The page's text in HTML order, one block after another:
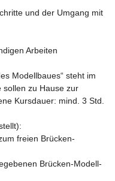
und der Umgang mit
Arbeiten
Modellbaues“ steht im
sollen zu Hause zur
Kursdauer: mind. 3 Std.
freien Brücken-
Brücken-Modell-